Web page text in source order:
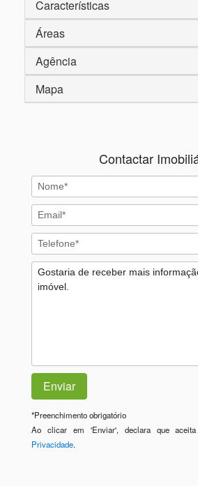
Características
Áreas
Agência
Mapa
Contactar
*Preenchimento obrigatório
Ao clicar em 'Enviar', declara que
Privacidade.